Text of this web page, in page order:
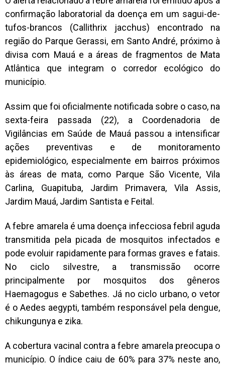
confirmação laboratorial da doença em um sagui-de-
tufos-brancos (Callithrix jacchus) encontrado na
região do Parque Gerassi, em Santo André, próximo à
divisa com Mauá e a áreas de fragmentos de Mata
Atlântica que integram o corredor ecológico do
município.
Assim que foi oficialmente notificada sobre o caso, na
sexta-feira passada (22), a Coordenadoria de
Vigilâncias em Saúde de Mauá passou a intensificar
ações preventivas e de monitoramento
epidemiológico, especialmente em bairros próximos
às áreas de mata, como Parque São Vicente, Vila
Carlina, Guapituba, Jardim Primavera, Vila Assis,
Jardim Mauá, Jardim Santista e Feital.
A febre amarela é uma doença infecciosa febril aguda
transmitida pela picada de mosquitos infectados e
pode evoluir rapidamente para formas graves e fatais.
No ciclo silvestre, a transmissão ocorre
principalmente por mosquitos dos gêneros
Haemagogus e Sabethes. Já no ciclo urbano, o vetor
é o Aedes aegypti, também responsável pela dengue,
chikungunya e zika.
A cobertura vacinal contra a febre amarela preocupa o
município. O índice caiu de 60% para 37% neste ano,